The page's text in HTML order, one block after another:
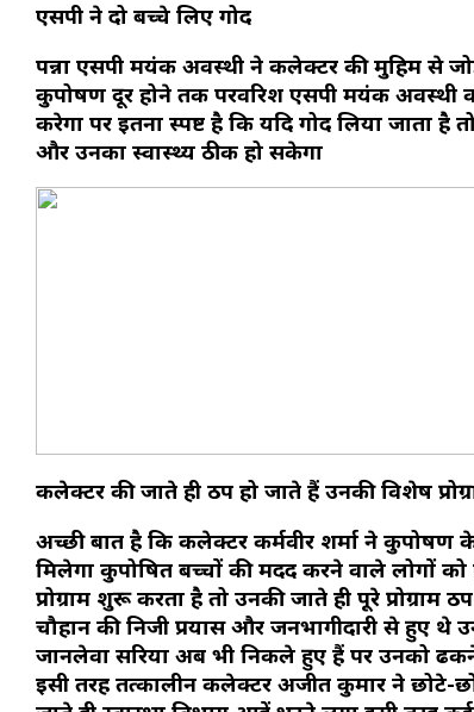
एसपी ने दो बच्चे लिए गोद
पन्ना एसपी मयंक अवस्थी ने कलेक्टर की मुहिम से
कुपोषण दूर होने तक परवरिश एसपी मयंक अवस्थी
करेगा पर इतना स्पष्ट है कि यदि गोद लिया जाता
और उनका स्वास्थ्य ठीक हो सकेगा
कलेक्टर की जाते ही ठप हो जाते हैं उनकी विशेष
अच्छी बात है कि कलेक्टर कर्मवीर शर्मा ने
मिलेगा कुपोषित बच्चों की मदद करने वाले लोगों
प्रोग्राम शुरू करता है तो उनकी जाते ही पूरे
चौहान की निजी प्रयास और जनभागीदारी से हुए थे
जानलेवा सरिया अब भी निकले हुए हैं पर उनको
इसी तरह तत्कालीन कलेक्टर अजीत कुमार ने छोटे-